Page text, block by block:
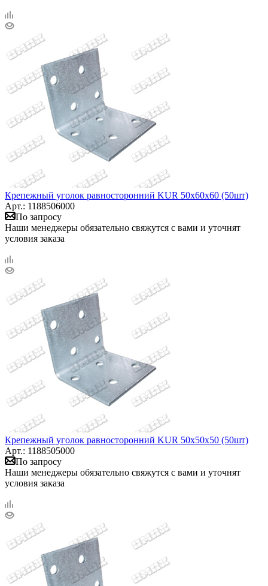
Крепежный уголок равносторонний KUR 50х60х60 (50шт)
Арт.: 1188506000
По запросу
Наши менеджеры обязательно свяжутся с вами и уточнят
условия заказа
Крепежный уголок равносторонний KUR 50х50х50 (50шт)
Арт.: 1188505000
По запросу
Наши менеджеры обязательно свяжутся с вами и уточнят
условия заказа